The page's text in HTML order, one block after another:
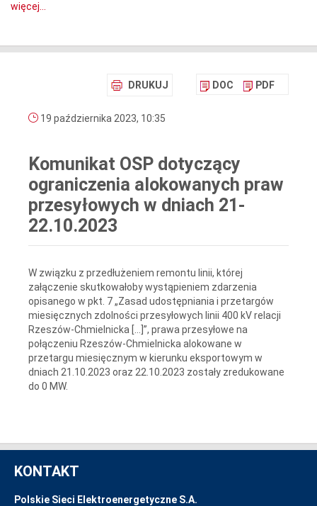
więcej...
DRUKUJ DOC PDF
19 października 2023, 10:35
Komunikat OSP dotyczący
ograniczenia alokowanych praw
przesyłowych w dniach 21-
22.10.2023
W związku z przedłużeniem remontu linii, której
załączenie skutkowałoby wystąpieniem zdarzenia
opisanego w pkt. 7 „Zasad udostępniania i przetargów
miesięcznych zdolności przesyłowych linii 400 kV relacji
Rzeszów-Chmielnicka […]”, prawa przesyłowe na
połączeniu Rzeszów-Chmielnicka alokowane w
przetargu miesięcznym w kierunku eksportowym w
dniach 21.10.2023 oraz 22.10.2023 zostały zredukowane
do 0 MW.
KONTAKT
Polskie Sieci Elektroenergetyczne S.A.